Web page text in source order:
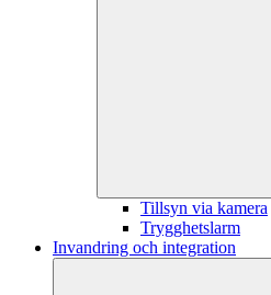
Tillsyn via kamera
Trygghetslarm
Invandring och integration